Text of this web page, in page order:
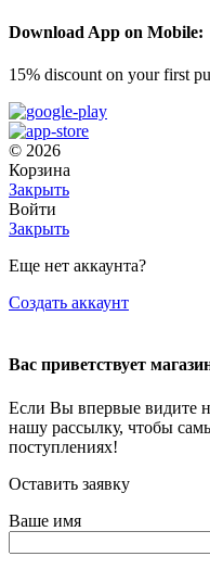
Download App on Mobile:
15% discount on your first
© 2026
Корзина
Закрыть
Войти
Закрыть
Еще нет аккаунта?
Создать аккаунт
Вас приветствует
Если Вы впервые видите
нашу рассылку, чтобы
поступлениях!
Оставить заявку
Ваше имя